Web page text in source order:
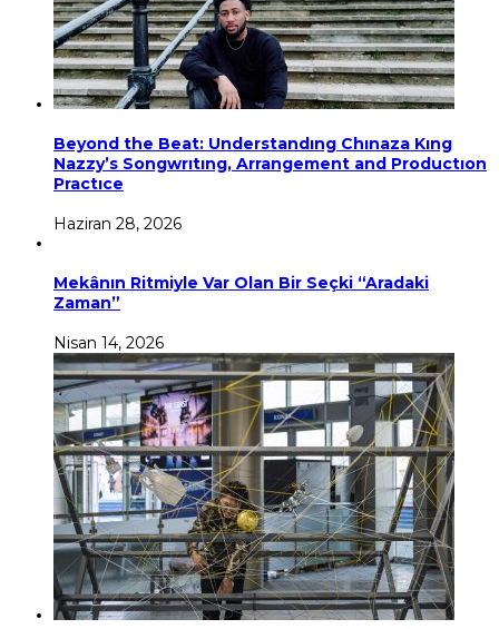
Beyond the Beat: Understandıng Chınaza Kıng
Nazzy’s Songwrıtıng, Arrangement and Productıon
Practıce
Haziran 28, 2026
Mekânın Ritmiyle Var Olan Bir Seçki “Aradaki
Zaman”
Nisan 14, 2026